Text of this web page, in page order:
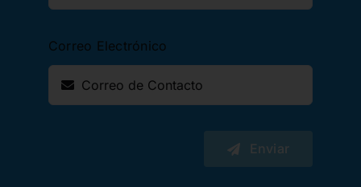
Correo Electrónico
Enviar